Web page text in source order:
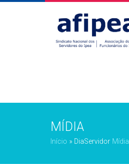
MÍDIA
Início » DiaServidor Mídia